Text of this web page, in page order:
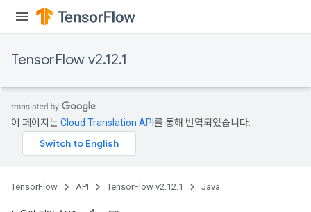
TensorFlow v2.12.1
이 페이지는Cloud Translation API 를 통해 번역되었습니다.
TensorFlow API TensorFlow v2.12.1 Java